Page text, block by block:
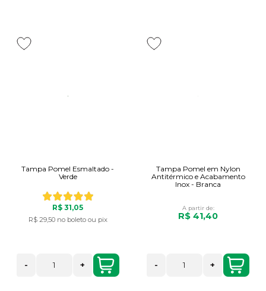
Tampa Pomel Esmaltado -
Verde
R$ 31,05
R$ 29,50 no boleto ou pix
- +
Tampa Pomel em Nylon
Antitérmico e Acabamento
Inox - Branca
A partir de:
R$ 41,40
- +